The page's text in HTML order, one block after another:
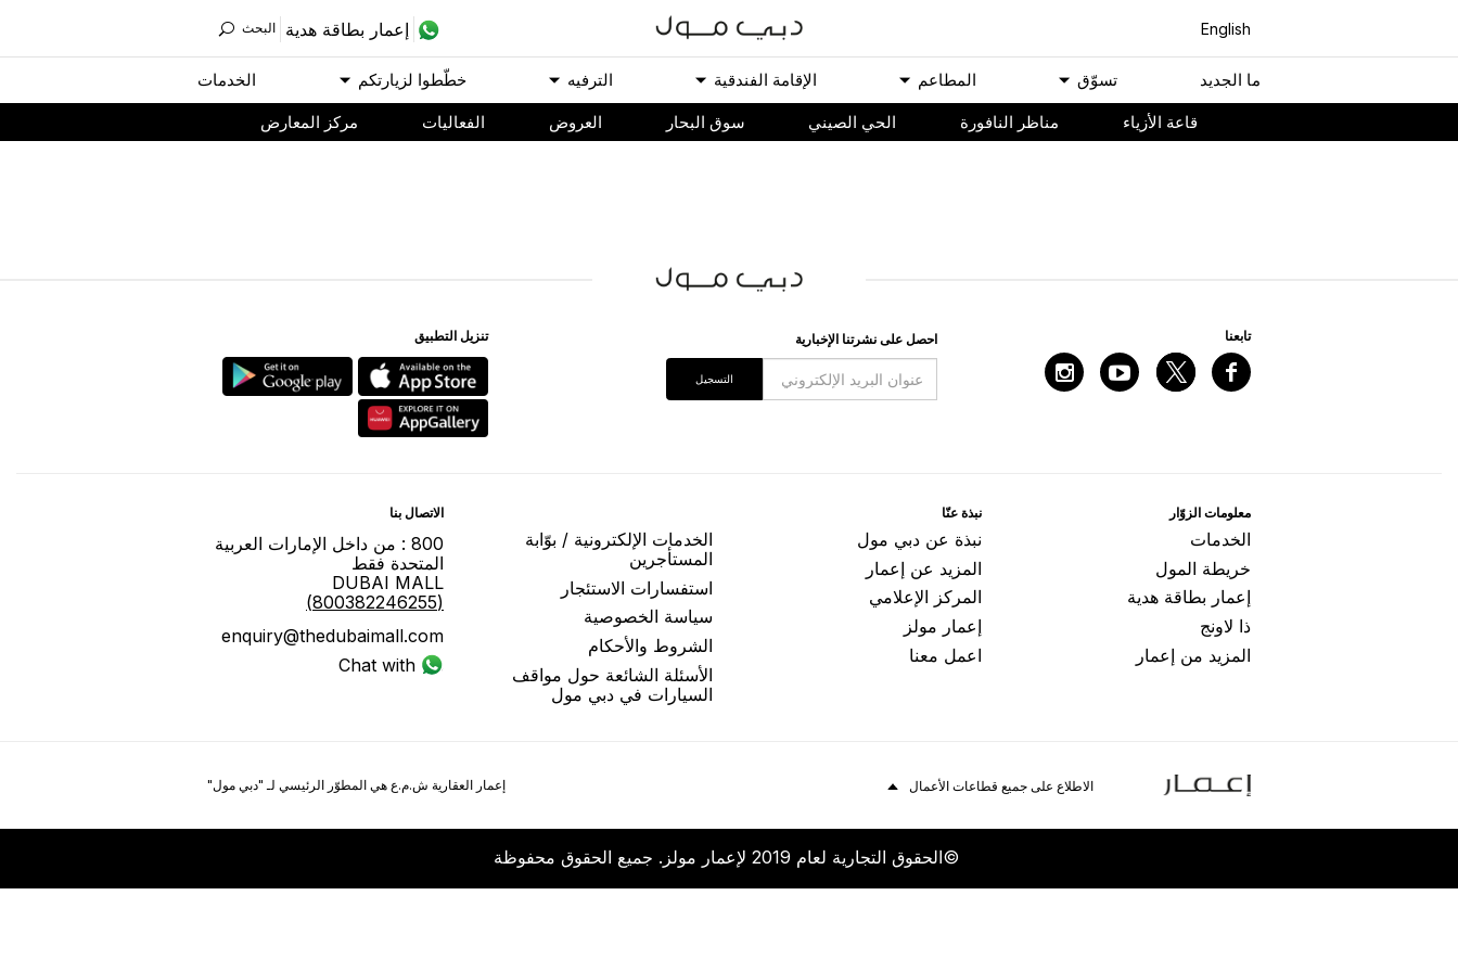
English ﺇﻋﻤﺎﺭ ﺑﻄﺎﻗﺔ ﻫﺪﻳﺔ اﻟﺒﺤﺚ
ﻣﺎ اﻟﺠﺪﻳﺪ ﺗﺴﻮّﻕ اﻟﻤﻄﺎﻋﻢ اﻹﻗﺎﻣﺔ اﻟﻔﻨﺪﻗﻴﺔ اﻟﺘﺮﻓﻴﻪ ﺧﻄّﻄﻮا ﻟﺰﻳﺎﺭﺗﻜﻢ اﻟﺨﺪﻣﺎﺕ
ﻗﺎﻋﺔ اﻷﺯﻳﺎء مناظر النافورة الحي الصيني سوق البحار اﻟﻌﺮﻭﺽ اﻟﻔﻌﺎﻟﻴﺎﺕ مركز المعارض
ﺗﺎﺑﻌﻨﺎ اﺣﺼﻞ ﻋﻠﻰ ﻧﺸﺮﺗﻨﺎ اﻹﺧﺒﺎﺭﻳﺔ
اﻟﺘﺴﺠﻴﻞ
ﺗﻨﺰﻳﻞ اﻟﺘﻄﺒﻴﻖ
ﻣﻌﻠﻮﻣﺎﺕ اﻟﺰﻭّاﺭ
اﻟﺨﺪﻣﺎﺕ
ﺧﺮﻳﻄﺔ اﻟﻤﻮﻝ
ﺇﻋﻤﺎﺭ ﺑﻄﺎﻗﺔ ﻫﺪﻳﺔ
ﺫا ﻻﻭﻧﺞ
المزيد من إعمار
ﻧﺒﺬﺓ ﻋﻨّﺎ
ﻧﺒﺬﺓ ﻋﻦ ﺩﺑﻲ ﻣﻮﻝ
المزيد عن إعمار
اﻟﻤﺮﻛﺰ اﻹﻋﻼﻣﻲ
ﺇﻋﻤﺎﺭ ﻣﻮﻟﺰ
اﻋﻤﻞ ﻣﻌﻨﺎ
اﻟﺨﺪﻣﺎﺕ اﻹﻟﻜﺘﺮﻭﻧﻴﺔ / ﺑﻮّاﺑﺔ
اﻟﻤﺴﺘﺄﺟﺮﻳﻦ
اﺳﺘﻔﺴﺎﺭاﺕ اﻻﺳﺘﺌﺠﺎﺭ
ﺳﻴﺎﺳﺔ اﻟﺨﺼﻮﺻﻴﺔ
اﻟﺸﺮﻭﻁ ﻭاﻷﺣﻜﺎﻡ
الأسئلة الشائعة حول مواقف
السيارات في دبي مول
اﻻﺗﺼﺎﻝ ﺑﻨﺎ
800 : ﻣﻦ ﺩاﺧﻞ اﻹﻣﺎﺭاﺕ اﻟﻌﺮﺑﻴﺔ
اﻟﻤﺘﺤﺪﺓ ﻓﻘﻂ
DUBAI MALL
(800382246255)
enquiry@thedubaimall.com
Chat with Us
الاطلاع على جميع قطاعات الأعمال إعمار العقارية ش.م.ع هي المطوّر الرئيسي لـ "ﺩﺑﻲ ﻣﻮﻝ"
©اﻟﺤﻘﻮﻕ اﻟﺘﺠﺎﺭﻳﺔ ﻟﻌﺎﻡ 2019 ﻹﻋﻤﺎﺭ ﻣﻮﻟﺰ. ﺟﻤﻴﻊ اﻟﺤﻘﻮﻕ ﻣﺤﻔﻮﻇﺔ